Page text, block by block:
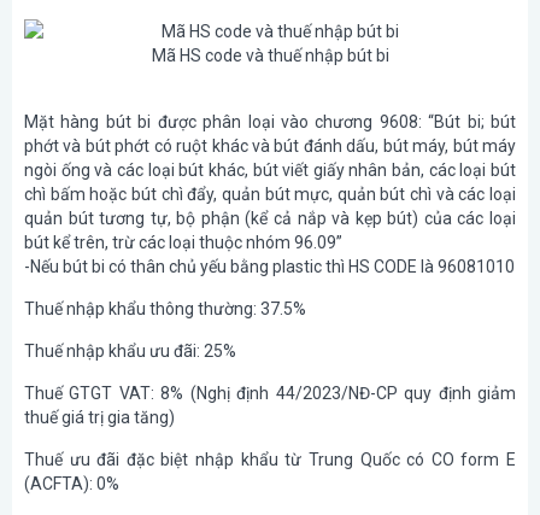
Mã HS code và thuế nhập bút bi
Mặt hàng bút bi được phân loại vào chương 9608: “Bút bi; bút
phớt và bút phớt có ruột khác và bút đánh dấu, bút máy, bút máy
ngòi ống và các loại bút khác, bút viết giấy nhân bản, các loại bút
chì bấm hoặc bút chì đẩy, quản bút mực, quản bút chì và các loại
quản bút tương tự, bộ phận (kể cả nắp và kẹp bút) của các loại
bút kể trên, trừ các loại thuộc nhóm 96.09”
-Nếu bút bi có thân chủ yếu bằng plastic thì HS CODE là 96081010
Thuế nhập khẩu thông thường: 37.5%
Thuế nhập khẩu ưu đãi: 25%
Thuế GTGT VAT: 8% (Nghị định 44/2023/NĐ-CP quy định giảm
thuế giá trị gia tăng)
Thuế ưu đãi đặc biệt nhập khẩu từ Trung Quốc có CO form E
(ACFTA): 0%